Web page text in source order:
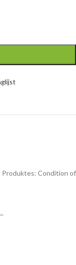
Produktes: Condition of